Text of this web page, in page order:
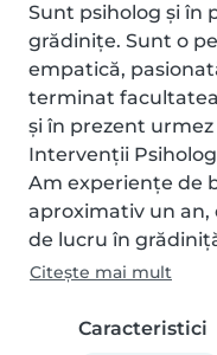
Sunt psiholog și în
grădinițe. Sunt o
empatică,
terminat
și în prezent
Intervenții
Am experiențe de
aproximativ un an,
de lucru în
Citește mai mult
Caracteristici